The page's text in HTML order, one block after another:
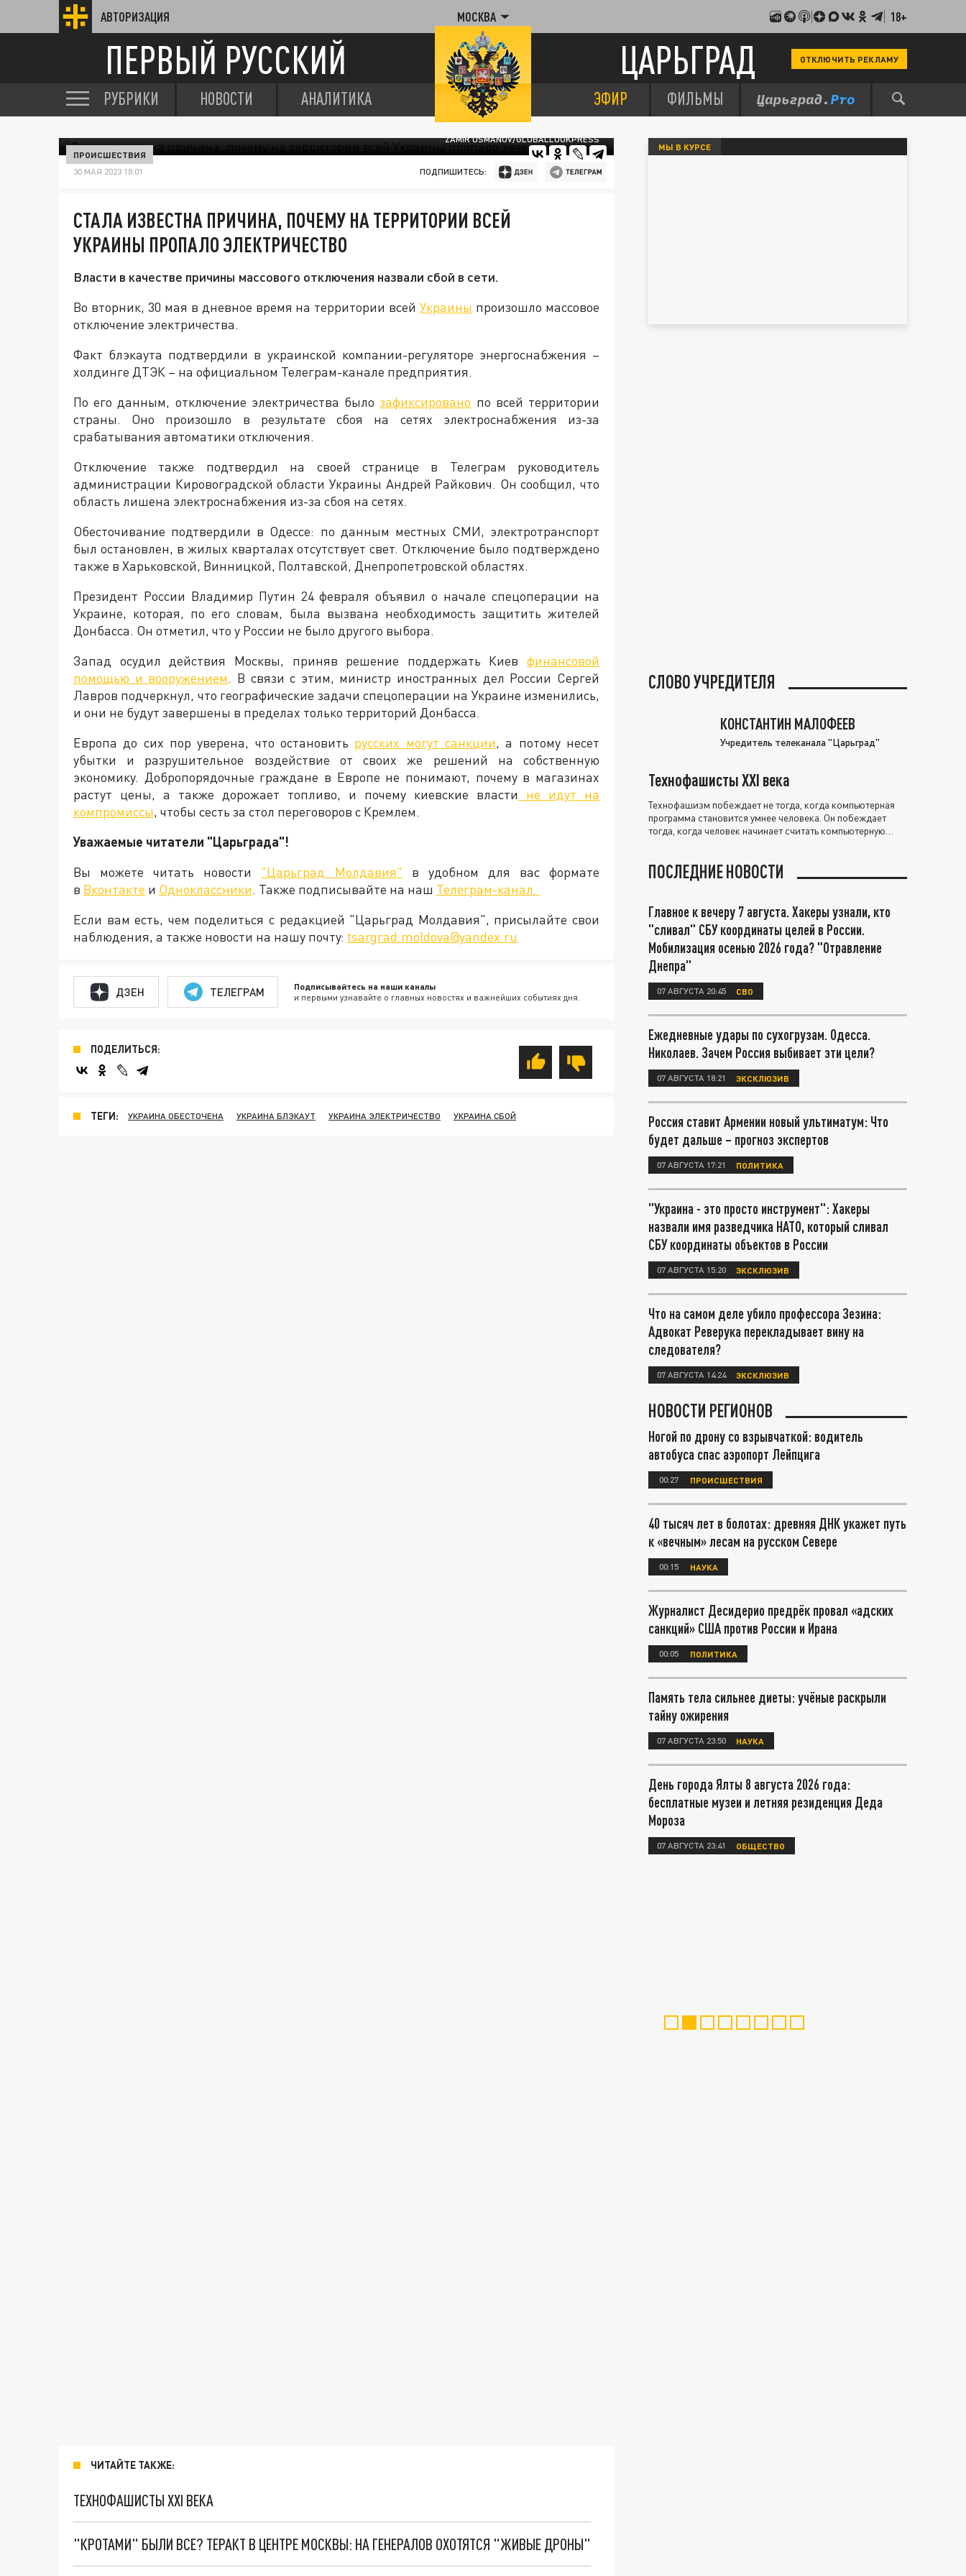
АВТОРИЗАЦИЯ МОСКВА 18+
ПЕРВЫЙ РУССКИЙ ЦАРЬГРАД ОТКЛЮЧИТЬ РЕКЛАМУ
РУБРИКИ НОВОСТИ АНАЛИТИКА ЭФИР ФИЛЬМЫ
ZAMIR USMANOV/GLOBALLOOKPRESS
ПРОИСШЕСТВИЯ
30 МАЯ 2023 18:01 ПОДПИШИТЕСЬ:
СТАЛА ИЗВЕСТНА ПРИЧИНА, ПОЧЕМУ НА ТЕРРИТОРИИ ВСЕЙ
УКРАИНЫ ПРОПАЛО ЭЛЕКТРИЧЕСТВО
Власти в качестве причины массового отключения назвали сбой в сети.
Во вторник, 30 мая в дневное время на территории всейУкраины произошло массовое
отключение электричества.
Факт блэкаута подтвердили в украинской компании-регуляторе энергоснабжения –
холдинге ДТЭК – на официальном Телеграм-канале предприятия.
По его данным, отключение электричества былозафиксировано по всей территории
страны. Оно произошло в результате сбоя на сетях электроснабжения из-за
срабатывания автоматики отключения.
Отключение также подтвердил на своей странице в Телеграм руководитель
администрации Кировоградской области Украины Андрей Райкович. Он сообщил, что
область лишена электроснабжения из-за сбоя на сетях.
Обесточивание подтвердили в Одессе: по данным местных СМИ, электротранспорт
был остановлен, в жилых кварталах отсутствует свет. Отключение было подтверждено
также в Харьковской, Винницкой, Полтавской, Днепропетровской областях.
Президент России Владимир Путин 24 февраля объявил о начале спецоперации на
Украине, которая, по его словам, была вызвана необходимость защитить жителей
Донбасса. Он отметил, что у России не было другого выбора.
Запад осудил действия Москвы, приняв решение поддержать Киев финансовой
помощью и вооружением. В связи с этим, министр иностранных дел России Сергей
Лавров подчеркнул, что географические задачи спецоперации на Украине изменились,
и они не будут завершены в пределах только территорий Донбасса.
Европа до сих пор уверена, что остановить русских могут санкции, а потому несет
убытки и разрушительное воздействие от своих же решений на собственную
экономику. Добропорядочные граждане в Европе не понимают, почему в магазинах
растут цены, а также дорожает топливо, и почему киевские власти не идут на
компромиссы, чтобы сесть за стол переговоров с Кремлем.
Уважаемые читатели "Царьграда"!
Вы можете читать новости "Царьград Молдавия" в удобном для вас формате
в Вконтакте и Одноклассники. Также подписывайте на наш Телеграм-канал.
Если вам есть, чем поделиться с редакцией "Царьград Молдавия", присылайте свои
наблюдения, а также новости на нашу почту: tsargrad.moldova@yandex.ru
ДЗЕН ТЕЛЕГРАМ Подписывайтесь на наши каналы
и первыми узнавайте о главных новостях и важнейших событиях дня.
ПОДЕЛИТЬСЯ:
ТЕГИ: УКРАИНА ОБЕСТОЧЕНА УКРАИНА БЛЭКАУТ УКРАИНА ЭЛЕКТРИЧЕСТВО УКРАИНА СБОЙ
ЧИТАЙТЕ ТАКЖЕ:
ТЕХНОФАШИСТЫ XXI ВЕКА
"КРОТАМИ" БЫЛИ ВСЕ? ТЕРАКТ В ЦЕНТРЕ МОСКВЫ: НА ГЕНЕРАЛОВ ОХОТЯТСЯ "ЖИВЫЕ ДРОНЫ"
МЫ В КУРСЕ
СЛОВО УЧРЕДИТЕЛЯ
КОНСТАНТИН МАЛОФЕЕВ
Учредитель телеканала "Царьград"
Технофашисты XXI века
Технофашизм побеждает не тогда, когда компьютерная
программа становится умнее человека. Он побеждает
тогда, когда человек начинает считать компьютерную
ПОСЛЕДНИЕ НОВОСТИ
Главное к вечеру 7 августа. Хакеры узнали, кто
"сливал" СБУ координаты целей в России.
Мобилизация осенью 2026 года? "Отравление
Днепра"
07 АВГУСТА 20:45 СВО
Ежедневные удары по сухогрузам. Одесса.
Николаев. Зачем Россия выбивает эти цели?
07 АВГУСТА 18:21 ЭКСКЛЮЗИВ
Россия ставит Армении новый ультиматум: Что
будет дальше – прогноз экспертов
07 АВГУСТА 17:21 ПОЛИТИКА
"Украина - это просто инструмент": Хакеры
назвали имя разведчика НАТО, который сливал
СБУ координаты объектов в России
07 АВГУСТА 15:20 ЭКСКЛЮЗИВ
Что на самом деле убило профессора Зезина:
Адвокат Реверука перекладывает вину на
следователя?
07 АВГУСТА 14:24 ЭКСКЛЮЗИВ
НОВОСТИ РЕГИОНОВ
Ногой по дрону со взрывчаткой: водитель
автобуса спас аэропорт Лейпцига
00:27 ПРОИСШЕСТВИЯ
40 тысяч лет в болотах: древняя ДНК укажет путь
к «вечным» лесам на русском Севере
00:15 НАУКА
Журналист Десидерио предрёк провал «адских
санкций» США против России и Ирана
00:05 ПОЛИТИКА
Память тела сильнее диеты: учёные раскрыли
тайну ожирения
07 АВГУСТА 23:50 НАУКА
День города Ялты 8 августа 2026 года:
бесплатные музеи и летняя резиденция Деда
Мороза
07 АВГУСТА 23:41 ОБЩЕСТВО